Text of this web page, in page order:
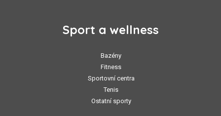
Sport a wellness
Bazény
Fitness
Sportovní centra
Tenis
Ostatní sporty